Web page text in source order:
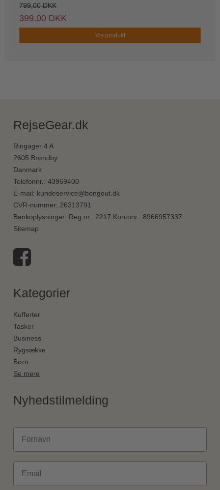
799,00 DKK
399,00 DKK
Vis produkt
RejseGear.dk
Ringager 4 A
2605 Brøndby
Danmark
Telefonnr.: 43969400
E-mail: kundeservice@bongout.dk
CVR-nummer: 26313791
Bankoplysninger: Reg.nr.: 2217 Kontonr.: 8966957337
Sitemap
Kategorier
Kufferter
Tasker
Business
Rygsække
Børn
Se mere
Nyhedstilmelding
Fornavn
Email